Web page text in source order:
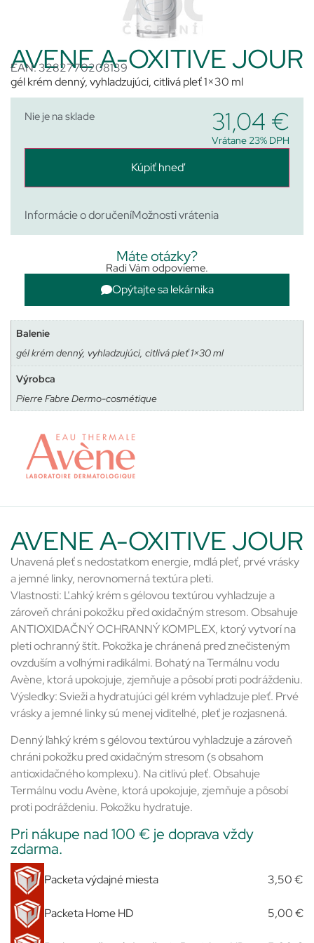
AVENE A-OXITIVE JOUR
EAN: 3282770208139
gél krém denný, vyhladzujúci, citlivá pleť 1×30 ml
Nie je na sklade 31,04 €
Vrátane 23% DPH
Kúpiť hneď
Informácie o doručeníMožnosti vrátenia
Máte otázky?
Radi Vám odpovieme.
Opýtajte sa lekárnika
Balenie
gél krém denný, vyhladzujúci, citlivá pleť 1×30 ml
Výrobca
Pierre Fabre Dermo-cosmétique
AVENE A-OXITIVE JOUR
Unavená pleť s nedostatkom energie, mdlá pleť, prvé vrásky
a jemné linky, nerovnomerná textúra pleti.
Vlastnosti: Ľahký krém s gélovou textúrou vyhladzuje a
zároveň chráni pokožku před oxidačným stresom. Obsahuje
ANTIOXIDAČNÝ OCHRANNÝ KOMPLEX, ktorý vytvorí na
pleti ochranný štít. Pokožka je chránená pred znečisteným
ovzduším a voľnými radikálmi. Bohatý na Termálnu vodu
Avène, ktorá upokojuje, zjemňuje a pôsobí proti podráždeniu.
Výsledky: Svieži a hydratujúci gél krém vyhladzuje pleť. Prvé
vrásky a jemné linky sú menej viditeľné, pleť je rozjasnená.
Denný ľahký krém s gélovou textúrou vyhladzuje a zároveň
chráni pokožku pred oxidačným stresom (s obsahom
antioxidačného komplexu). Na citlivú pleť. Obsahuje
Termálnu vodu Avène, ktorá upokojuje, zjemňuje a pôsobí
proti podráždeniu. Pokožku hydratuje.
Pri nákupe nad 100 € je doprava vždy
zdarma.
Packeta výdajné miesta 3,50 €
Packeta Home HD 5,00 €